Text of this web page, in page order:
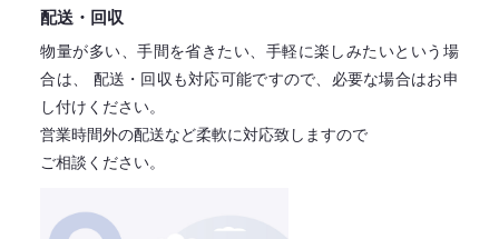
配送・回収
物量が多い、手間を省きたい、手軽に楽しみたいという場
合は、
配送・回収も対応可能ですので、必要な場合はお申
し付けください。
営業時間外の配送など柔軟に対応致しますので
ご相談ください。